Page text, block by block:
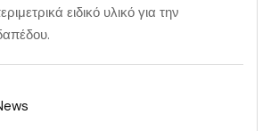
ειδικό υλικό για την